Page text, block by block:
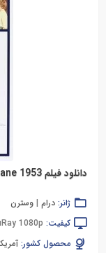
دانلود فیلم Shane 1953
ژانر: درام | وسترن
کیفیت: 1080p
محصول کشور: